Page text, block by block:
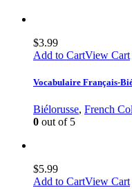
$3.99
Add to CartView Cart
Vocabulaire Français-
Biélorusse, French
0 out of 5
$5.99
Add to CartView Cart